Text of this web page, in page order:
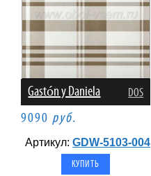
Gastón y Daniela DOS
9090 руб.
Артикул:GDW-5103-004